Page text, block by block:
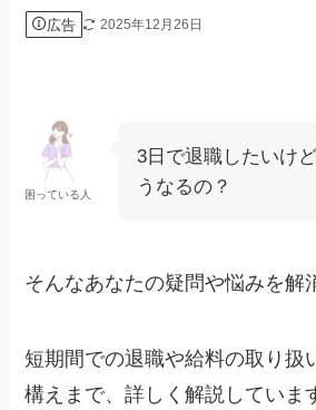
広告 2025年12月26日
困っている人
3日で退職したいけ
うなるの？
そんなあなたの疑問や悩みを解
短期間での退職や給料の取り扱
構えまで、詳しく解説していま